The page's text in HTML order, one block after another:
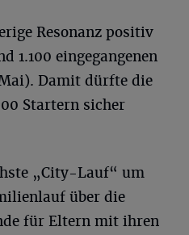
Resonanz positiv
1.100 eingegangenen
Damit dürfte die
Startern sicher
„City-Lauf“ um
über die
für Eltern mit ihren